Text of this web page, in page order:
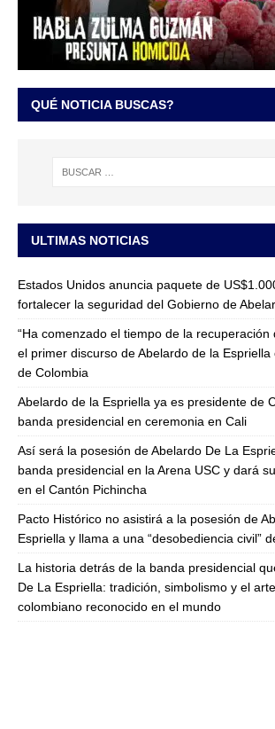
QUÉ NOTICIA BUSCAS?
ULTIMAS NOTICIAS
Estados Unidos anuncia paquete de
fortalecer la seguridad del Gobierno de
“Ha comenzado el tiempo de la recuperación
el primer discurso de Abelardo de la
de Colombia
Abelardo de la Espriella ya es presidente de
banda presidencial en ceremonia en Cali
Así será la posesión de Abelardo De La
banda presidencial en la Arena USC y dará
en el Cantón Pichincha
Pacto Histórico no asistirá a la posesión de
Espriella y llama a una “desobediencia civil”
La historia detrás de la banda presidencial
De La Espriella: tradición, simbolismo y el
colombiano reconocido en el mundo